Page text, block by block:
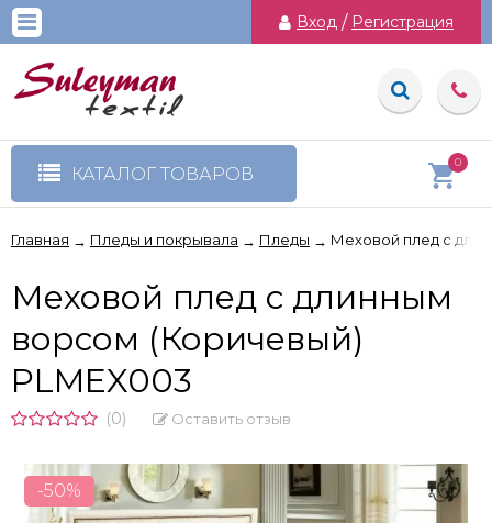
Вход / Регистрация
КАТАЛОГ ТОВАРОВ
0
Главная → Пледы и покрывала → Пледы → Меховой плед с
Меховой плед с длинным
ворсом (Коричевый)
PLMEX003
(0) Оставить отзыв
-50%